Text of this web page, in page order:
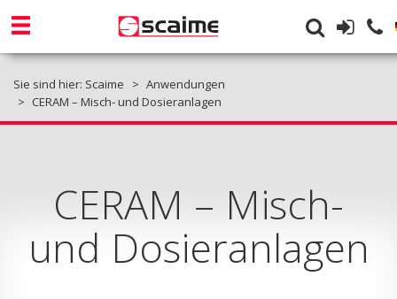
Sie sind hier: Scaime
Anwendungen
CERAM – Misch- und Dosieranlagen
CERAM – Misch-
und Dosieranlagen